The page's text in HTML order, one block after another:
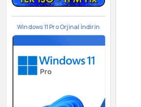
Windows 11 Pro Orjinal İndirin